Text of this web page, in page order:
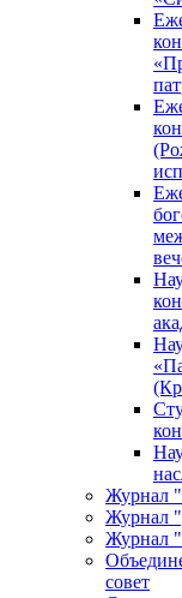
Журнал
Журнал
Журнал
совет